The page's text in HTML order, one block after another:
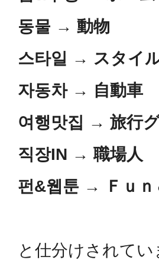
동물 → 動物
스타일 → スタイ
자동차→ 自動車
여행맛집 → 旅行
직장IN → 職場人
펀&웹툰 → Ｆｕ
と仕分けされてい